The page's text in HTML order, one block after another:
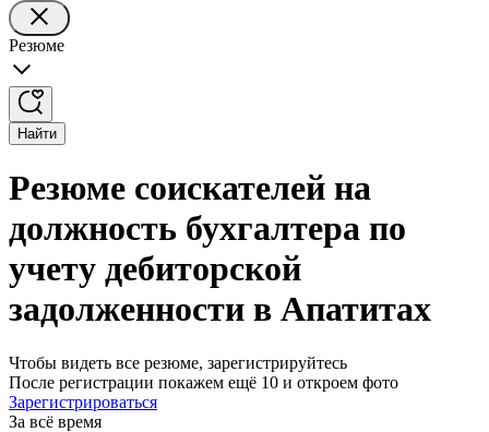
Резюме
Найти
Резюме соискателей на
должность бухгалтера по
учету дебиторской
задолженности в Апатитах
Чтобы видеть все резюме, зарегистрируйтесь
После регистрации покажем ещё 10 и откроем фото
Зарегистрироваться
За всё время